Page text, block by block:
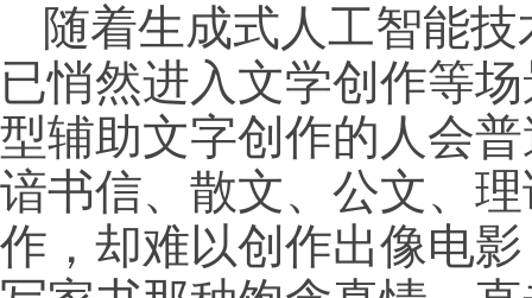
随着生成式人工智能
已悄然进入文学创作等
型辅助文字创作的人会
谙书信、散文、公文、
作，却难以创作出像电